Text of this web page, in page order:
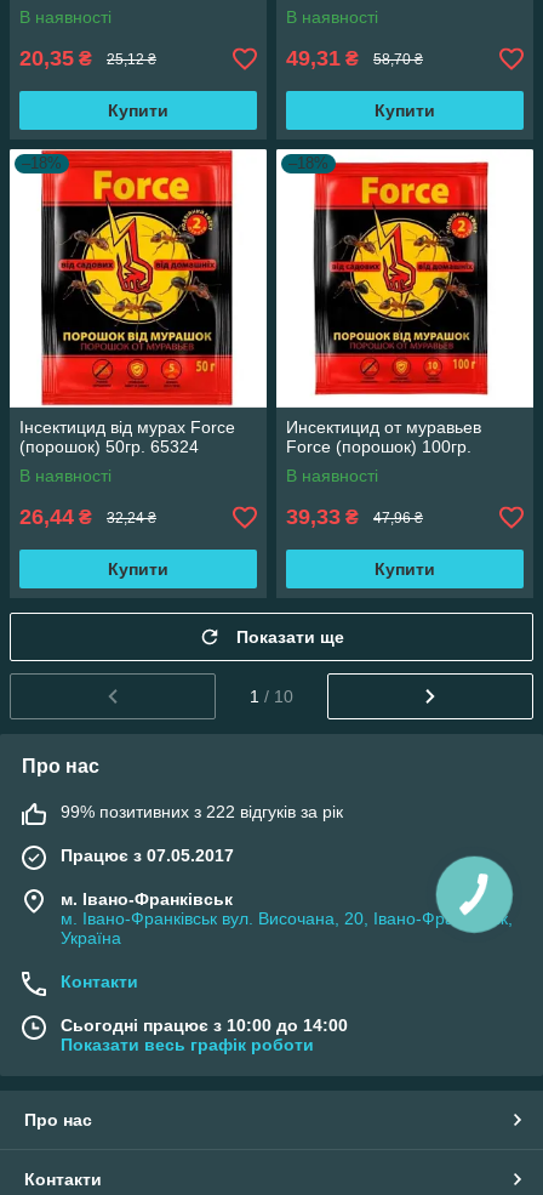
В наявності
20,35 ₴ 25,12 ₴
Купити
В наявності
49,31 ₴ 58,70 ₴
Купити
–18%
Інсектицид від мурах Force
(порошок) 50гр. 65324
В наявності
26,44 ₴ 32,24 ₴
Купити
–18%
Инсектицид от муравьев
Force (порошок) 100гр.
В наявності
39,33 ₴ 47,96 ₴
Купити
Показати ще
1 / 10
Про нас
99% позитивних з 222 відгуків за рік
Працює з 07.05.2017
м. Івано-Франківськ
м. Івано-Франківськ вул. Височана, 20, Івано-Франківськ,
Україна
Контакти
Сьогодні працює з 10:00 до 14:00
Показати весь графік роботи
Про нас
Контакти